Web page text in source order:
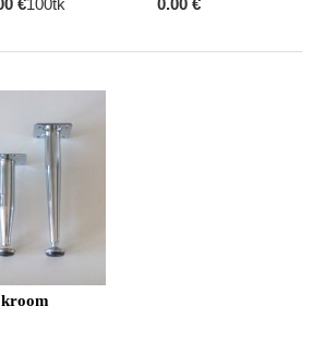
€100tk 0.00 €